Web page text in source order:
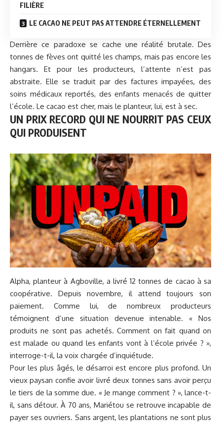
FILIÈRE
LE CACAO NE PEUT PAS ATTENDRE ÉTERNELLEMENT
Derrière ce paradoxe se cache une réalité brutale. Des
tonnes de fèves ont quitté les champs, mais pas encore les
hangars. Et pour les producteurs, l’attente n’est pas
abstraite. Elle se traduit par des factures impayées, des
soins médicaux reportés, des enfants menacés de quitter
l’école. Le cacao est cher, mais le planteur, lui, est à sec.
UN PRIX RECORD QUI NE NOURRIT PAS CEUX
QUI PRODUISENT
Alpha, planteur à Agboville, a livré 12 tonnes de cacao à sa
coopérative. Depuis novembre, il attend toujours son
paiement. Comme lui, de nombreux producteurs
témoignent d’une situation devenue intenable. « Nos
produits ne sont pas achetés. Comment on fait quand on
est malade ou quand les enfants vont à l’école privée ? »,
interroge-t-il, la voix chargée d’inquiétude.
Pour les plus âgés, le désarroi est encore plus profond. Un
vieux paysan confie avoir livré deux tonnes sans avoir perçu
le tiers de la somme due. « Je mange comment ? », lance-t-
il, sans détour. À 70 ans, Mariétou se retrouve incapable de
payer ses ouvriers. Sans argent, les plantations ne sont plus